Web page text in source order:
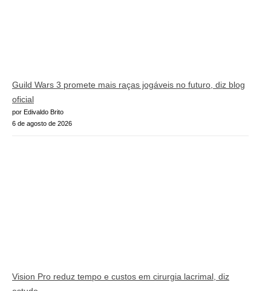
Guild Wars 3 promete mais raças jogáveis no futuro, diz blog
oficial
por Edivaldo Brito
6 de agosto de 2026
Vision Pro reduz tempo e custos em cirurgia lacrimal, diz